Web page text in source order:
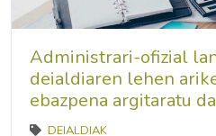
Administrari-ofizial
deialdiaren lehen
ebazpena argitaratu da
DEIALDIAK